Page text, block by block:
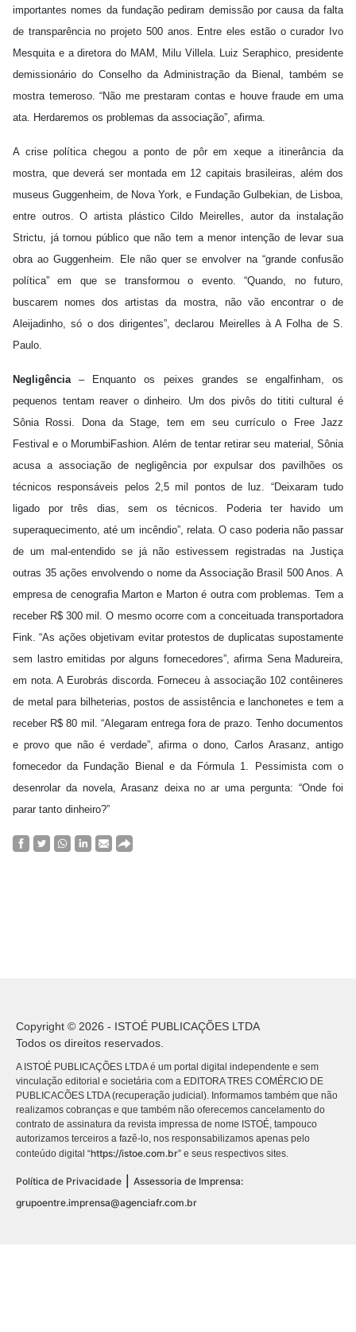
importantes nomes da fundação pediram demissão por causa da falta
de transparência no projeto 500 anos. Entre eles estão o curador Ivo
Mesquita e a diretora do MAM, Milu Villela. Luiz Seraphico, presidente
demissionário do Conselho da Administração da Bienal, também se
mostra temeroso. “Não me prestaram contas e houve fraude em uma
ata. Herdaremos os problemas da associação”, afirma.
A crise política chegou a ponto de pôr em xeque a itinerância da
mostra, que deverá ser montada em 12 capitais brasileiras, além dos
museus Guggenheim, de Nova York, e Fundação Gulbekian, de Lisboa,
entre outros. O artista plástico Cildo Meirelles, autor da instalação
Strictu, já tornou público que não tem a menor intenção de levar sua
obra ao Guggenheim. Ele não quer se envolver na “grande confusão
política” em que se transformou o evento. “Quando, no futuro,
buscarem nomes dos artistas da mostra, não vão encontrar o de
Aleijadinho, só o dos dirigentes”, declarou Meirelles à A Folha de S.
Paulo.
Negligência– Enquanto os peixes grandes se engalfinham, os
pequenos tentam reaver o dinheiro. Um dos pivôs do tititi cultural é
Sônia Rossi. Dona da Stage, tem em seu currículo o Free Jazz
Festival e o MorumbiFashion. Além de tentar retirar seu material, Sônia
acusa a associação de negligência por expulsar dos pavilhões os
técnicos responsáveis pelos 2,5 mil pontos de luz. “Deixaram tudo
ligado por três dias, sem os técnicos. Poderia ter havido um
superaquecimento, até um incêndio”, relata. O caso poderia não passar
de um mal-entendido se já não estivessem registradas na Justiça
outras 35 ações envolvendo o nome da Associação Brasil 500 Anos. A
empresa de cenografia Marton e Marton é outra com problemas. Tem a
receber R$ 300 mil. O mesmo ocorre com a conceituada transportadora
Fink. “As ações objetivam evitar protestos de duplicatas supostamente
sem lastro emitidas por alguns fornecedores”, afirma Sena Madureira,
em nota. A Eurobrás discorda. Forneceu à associação 102 contêineres
de metal para bilheterias, postos de assistência e lanchonetes e tem a
receber R$ 80 mil. “Alegaram entrega fora de prazo. Tenho documentos
e provo que não é verdade”, afirma o dono, Carlos Arasanz, antigo
fornecedor da Fundação Bienal e da Fórmula 1. Pessimista com o
desenrolar da novela, Arasanz deixa no ar uma pergunta: “Onde foi
parar tanto dinheiro?”
Copyright © 2026 - ISTOÉ PUBLICAÇÕES LTDA
Todos os direitos reservados.
A ISTOÉ PUBLICAÇÕES LTDA é um portal digital independente e sem
vinculação editorial e societária com a EDITORA TRES COMÉRCIO DE
PUBLICACÕES LTDA (recuperação judicial). Informamos também que não
realizamos cobranças e que também não oferecemos cancelamento do
contrato de assinatura da revista impressa de nome ISTOÉ, tampouco
autorizamos terceiros a fazê-lo, nos responsabilizamos apenas pelo
conteúdo digital “https://istoe.com.br” e seus respectivos sites.
Política de Privacidade
Assessoria de Imprensa:
grupoentre.imprensa@agenciafr.com.br